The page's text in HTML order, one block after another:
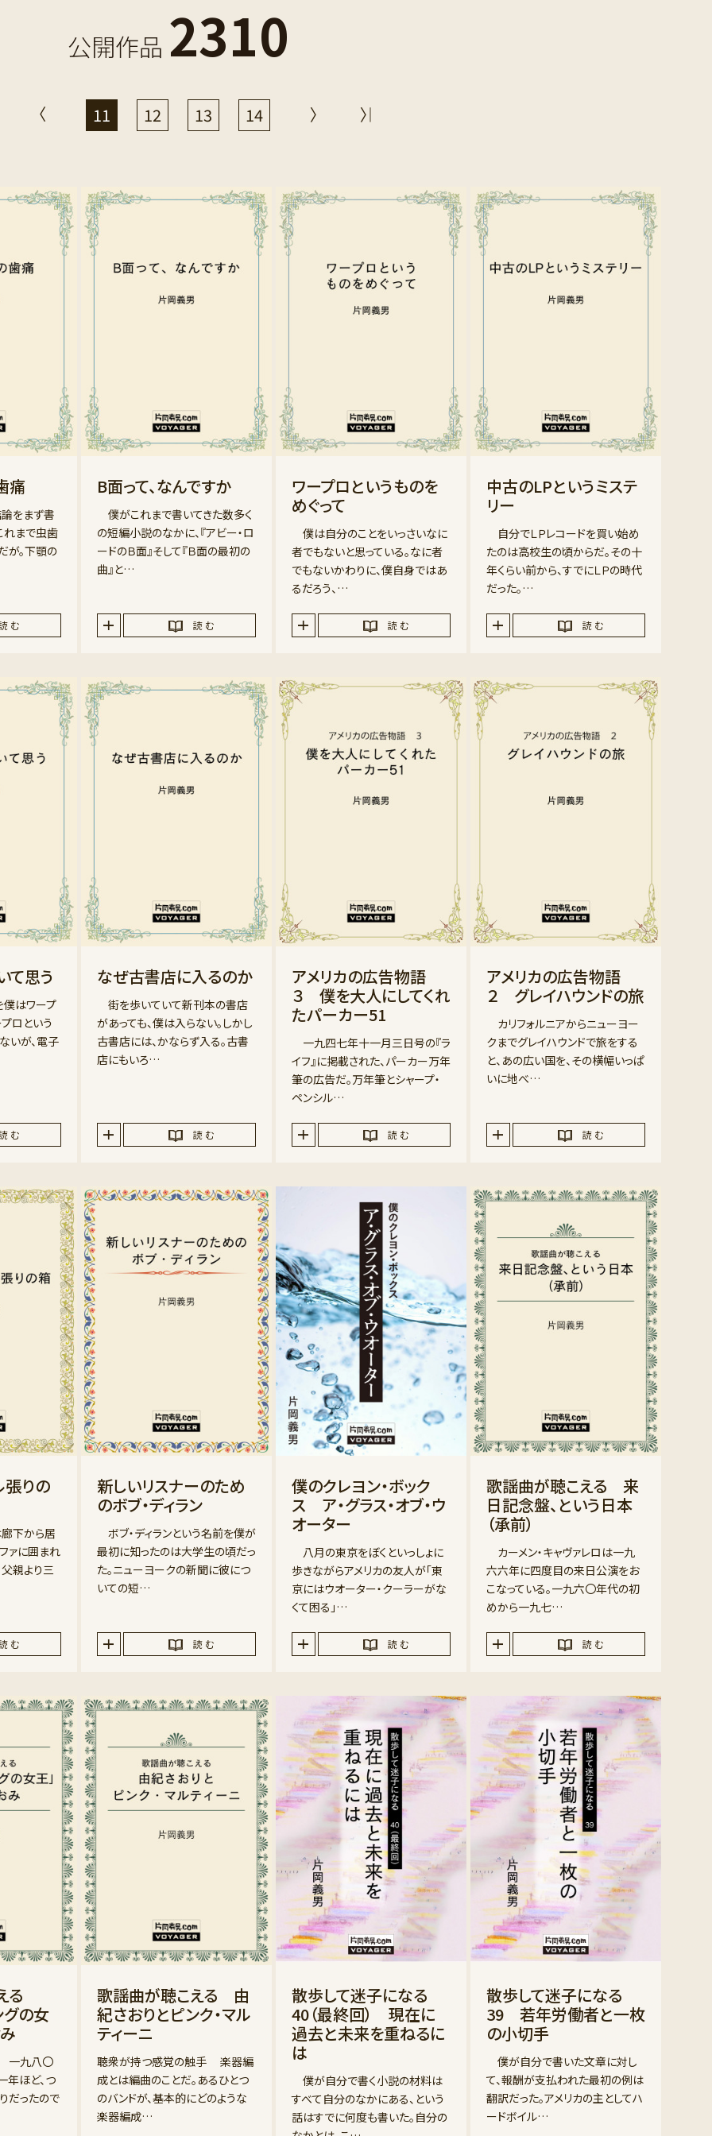
公開作品 2310
11 12 13 14
痛
をまず書
れまで虫歯
が。下顎の
む
B面って、なんですか
僕がこれまで書いてきた数多く
の短編小説のなかに、『アビー・ロ
ードのＢ面』そして『Ｂ面の最初の
曲』と…
読 む
ワープロというものを
めぐって
僕は自分のことをいっさいなに
者でもないと思っている。なに者
でもないかわりに、僕自身ではあ
るだろう、…
読 む
中古のLPというミステ
リー
自分でＬＰレコードを買い始め
たのは高校生の頃からだ。その十
年くらい前から、すでにＬＰの時代
だった。…
読 む
て思う
はワープ
ロという
いが、電子
む
なぜ古書店に入るのか
街を歩いていて新刊本の書店
があっても、僕は入らない。しかし
古書店には、かならず入る。古書
店にもいろ…
読 む
アメリカの広告物語
３ 僕を大人にしてくれ
たパーカー51
一九四七年十一月三日号の『ラ
イフ』に掲載された、パーカー万年
筆の広告だ。万年筆とシャープ・
ペンシル…
読 む
アメリカの広告物語
２ グレイハウンドの旅
カリフォルニアからニューヨー
クまでグレイハウンドで旅をする
と、あの広い国を、その横幅いっぱ
いに地べ…
読 む
張りの
下から居
ァに囲まれ
親より三
む
新しいリスナーのため
のボブ・ディラン
ボブ・ディランという名前を僕が
最初に知ったのは大学生の頃だっ
た。ニューヨークの新聞に彼につ
いての短…
読 む
僕のクレヨン・ボック
ス ア・グラス・オブ・ウ
オーター
八月の東京をぼくといっしょに
歩きながらアメリカの友人が「東
京にはウオーター・クーラーがな
くて困る」…
読 む
歌謡曲が聴こえる 来
日記念盤、という日本
（承前）
カーメン・キャヴァレロは一九
六六年に四度目の来日公演をお
こなっている。一九六〇年代の初
めから一九七…
読 む
る
グの女
一九八〇
年ほど、つ
だったので
歌謡曲が聴こえる 由
紀さおりとピンク・マル
ティーニ
聴衆が持つ感覚の触手 楽器編
成とは編曲のことだ。あるひとつ
のバンドが、基本的にどのような
楽器編成…
散歩して迷子になる
40（最終回） 現在に
過去と未来を重ねるに
は
僕が自分で書く小説の材料は
すべて自分のなかにある、という
話はすでに何度も書いた。自分の
散歩して迷子になる
39 若年労働者と一枚
の小切手
僕が自分で書いた文章に対し
て、報酬が支払われた最初の例は
翻訳だった。アメリカの主としてハ
ードボイル…